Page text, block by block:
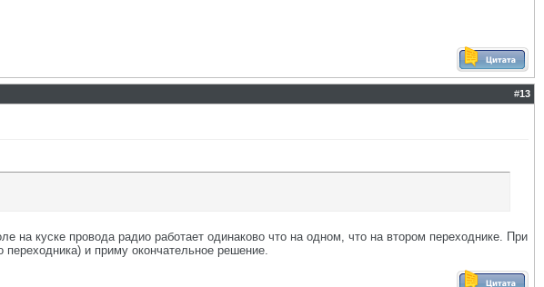
#13
куске провода радио работает одинаково что на одном, что на втором переходнике. При
переходника) и приму окончательное решение.